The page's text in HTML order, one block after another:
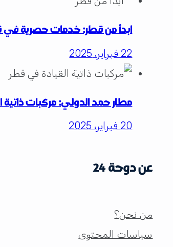
ابدأ من قطر: خدمات حصرية في
22 فبراير، 2025
مطار حمد الدولي: مركبات
20 فبراير، 2025
عن دوحة 24
من نحن؟
سياسات المحتوى